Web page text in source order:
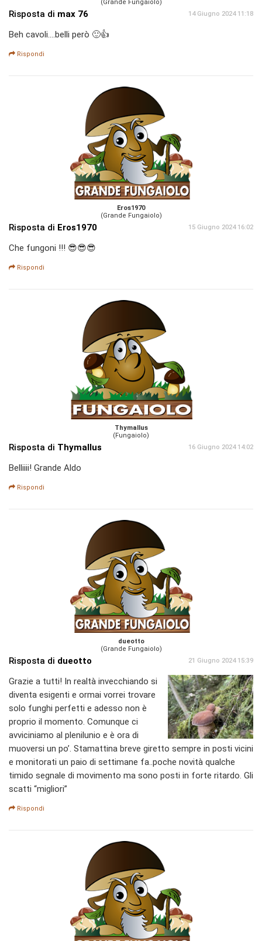
(Grande Fungaiolo)
Risposta di max 76 14 Giugno 2024 11:18
Beh cavoli....belli però 🙂👍
Rispondi
Eros1970
(Grande Fungaiolo)
Risposta di Eros1970 15 Giugno 2024 16:02
Che fungoni !!! 😎😎😎
Rispondi
Thymallus
(Fungaiolo)
Risposta di Thymallus 16 Giugno 2024 14:02
Belliiii! Grande Aldo
Rispondi
dueotto
(Grande Fungaiolo)
Risposta di dueotto 21 Giugno 2024 15:39
Grazie a tutti! In realtà invecchiando si
diventa esigenti e ormai vorrei trovare
solo funghi perfetti e adesso non è
proprio il momento. Comunque ci
avviciniamo al plenilunio e è ora di
muoversi un po’. Stamattina breve giretto sempre in posti vicini
e monitorati un paio di settimane fa..poche novità qualche
timido segnale di movimento ma sono posti in forte ritardo. Gli
scatti “migliori”
Rispondi